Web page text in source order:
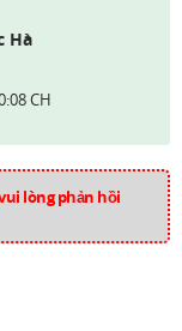
Hà
CH
lòng phản hồi